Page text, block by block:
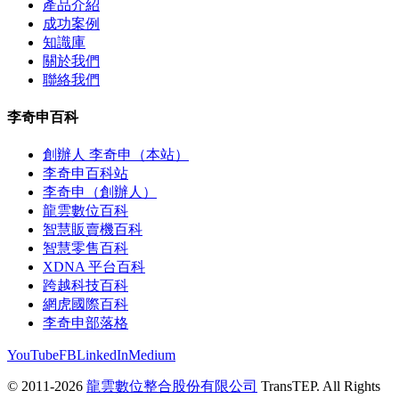
產品介紹
成功案例
知識庫
關於我們
聯絡我們
李奇申百科
創辦人 李奇申（本站）
李奇申百科站
李奇申（創辦人）
龍雲數位百科
智慧販賣機百科
智慧零售百科
XDNA 平台百科
跨越科技百科
網虎國際百科
李奇申部落格
YouTubeFBLinkedInMedium
© 2011-2026 龍雲數位整合股份有限公司 TransTEP. All Rights